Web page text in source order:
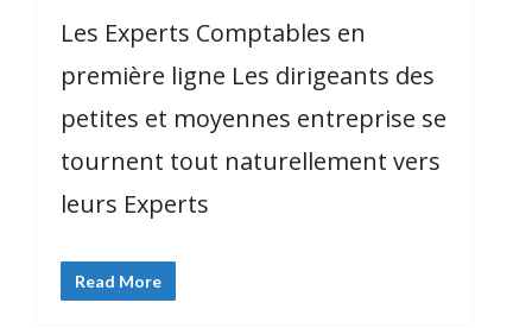
Les Experts Comptables en
première ligne Les dirigeants des
petites et moyennes entreprise se
tournent tout naturellement vers
leurs Experts
Read More